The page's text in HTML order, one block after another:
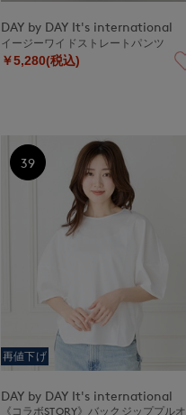
DAY by DAY It's international
イージーワイドストレートパンツ
￥5,280(税込)
再値下げ
DAY by DAY It's international
《コラボSTORY》バックジッププルオ
39